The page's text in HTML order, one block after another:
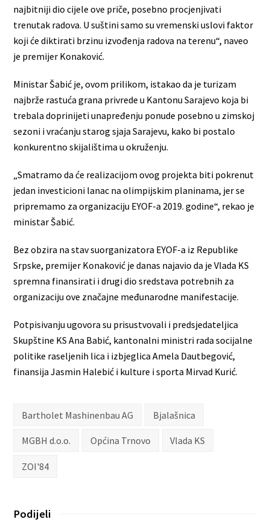
najbitniji dio cijele ove priče, posebno procjenjivati
trenutak radova. U suštini samo su vremenski uslovi faktor
koji će diktirati brzinu izvođenja radova na terenu“, naveo
je premijer Konaković.
Ministar Šabić je, ovom prilikom, istakao da je turizam
najbrže rastuća grana privrede u Kantonu Sarajevo koja bi
trebala doprinijeti unapređenju ponude posebno u zimskoj
sezoni i vraćanju starog sjaja Sarajevu, kako bi postalo
konkurentno skijalištima u okruženju.
„Smatramo da će realizacijom ovog projekta biti pokrenut
jedan investicioni lanac na olimpijskim planinama, jer se
pripremamo za organizaciju EYOF-a 2019. godine“, rekao je
ministar Šabić.
Bez obzira na stav suorganizatora EYOF-a iz Republike
Srpske, premijer Konaković je danas najavio da je Vlada KS
spremna finansirati i drugi dio sredstava potrebnih za
organizaciju ove značajne međunarodne manifestacije.
Potpisivanju ugovora su prisustvovali i predsjedateljica
Skupštine KS Ana Babić, kantonalni ministri rada socijalne
politike raseljenih lica i izbjeglica Amela Dautbegović,
finansija Jasmin Halebić i kulture i sporta Mirvad Kurić.
Bartholet Mashinenbau AG Bjalašnica
MGBH d.o.o. Općina Trnovo Vlada KS
ZOI'84
Podijeli